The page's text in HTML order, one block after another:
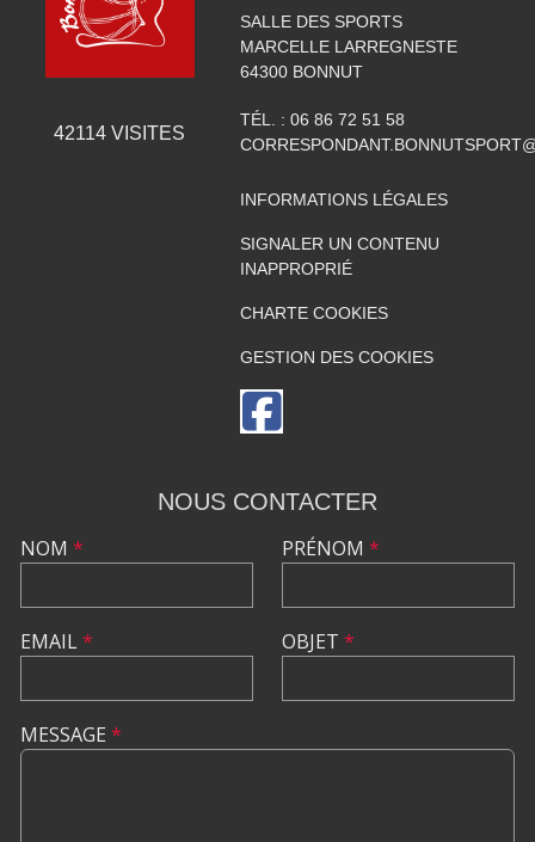
42114 VISITES
SALLE DES SPORTS
MARCELLE LARREGNESTE
64300 BONNUT
TÉL. : 06 86 72 51 58
INFORMATIONS LÉGALES
SIGNALER UN CONTENU
INAPPROPRIÉ
CHARTE COOKIES
GESTION DES COOKIES
NOUS CONTACTER
NOM *
EMAIL*
PRÉNOM *
OBJET *
MESSAGE *